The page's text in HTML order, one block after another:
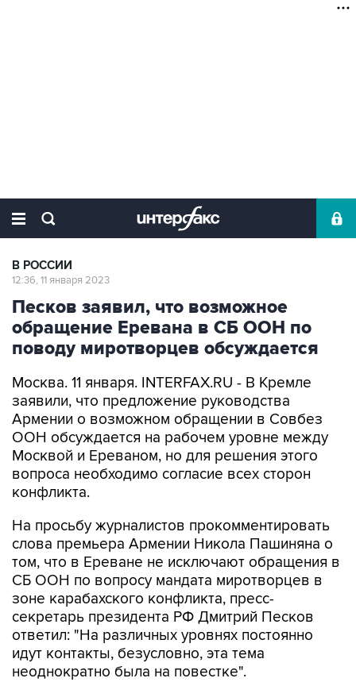
В РОССИИ
12:36, 11 января 2023
Песков заявил, что возможное
обращение Еревана в СБ ООН по
поводу миротворцев обсуждается
Москва. 11 января. INTERFAX.RU - В Кремле
заявили, что предложение руководства
Армении о возможном обращении в Совбез
ООН обсуждается на рабочем уровне между
Москвой и Ереваном, но для решения этого
вопроса необходимо согласие всех сторон
конфликта.
На просьбу журналистов прокомментировать
слова премьера Армении Никола Пашиняна о
том, что в Ереване не исключают обращения в
СБ ООН по вопросу мандата миротворцев в
зоне карабахского конфликта, пресс-
секретарь президента РФ Дмитрий Песков
ответил: "На различных уровнях постоянно
идут контакты, безусловно, эта тема
неоднократно была на повестке".